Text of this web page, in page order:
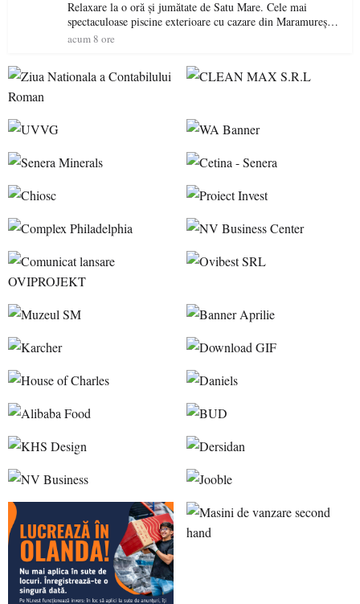
Relaxare la o oră și jumătate de Satu Mare. Cele mai
spectaculoase piscine exterioare cu cazare din Maramureș,
ideale pentru o escapadă de vară
acum 8 ore